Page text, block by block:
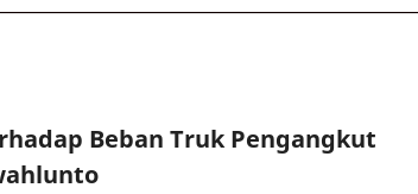
Beban Truk Pengangkut